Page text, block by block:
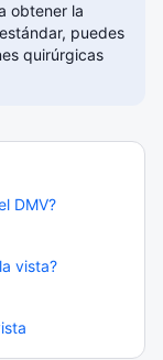
obtener la
puedes
quirúrgicas
DMV?
vista?